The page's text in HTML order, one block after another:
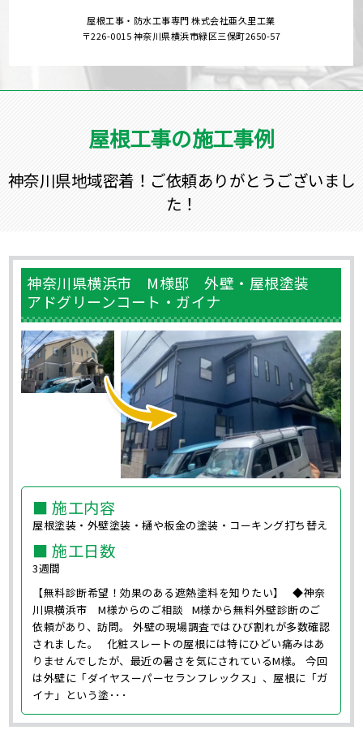
屋根工事・防水工事専門 株式会社亜久里工業
〒226-0015 神奈川県横浜市緑区三保町2650-57
屋根工事の施工事例
神奈川県地域密着！ご依頼ありがとうございまし
た！
神奈川県横浜市 M様邸 外壁・屋根塗装
アドグリーンコート・ガイナ
■ 施工内容
屋根塗装・外壁塗装・樋や板金の塗装・コーキング打ち替え
■ 施工日数
3週間
【無料診断希望！効果のある遮熱塗料を知りたい】 ◆神奈
川県横浜市 M様からのご相談 M様から無料外壁診断のご
依頼があり、訪問。 外壁の現場調査ではひび割れが多数確認
されました。 化粧スレートの屋根には特にひどい痛みはあ
りませんでしたが、最近の暑さを気にされているM様。 今回
は外壁に「ダイヤスーパーセランフレックス」、屋根に「ガ
イナ」という塗･･･